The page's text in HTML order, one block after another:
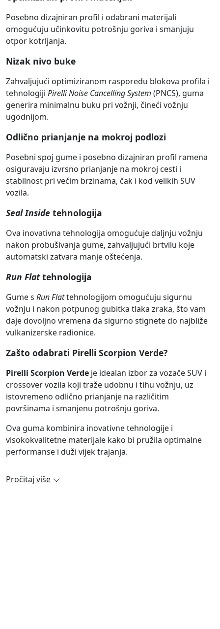
Posebno dizajniran profil i odabrani materijali
omogućuju učinkovitu potrošnju goriva i smanjuju
otpor kotrljanja.
Nizak nivo buke
Zahvaljujući optimiziranom rasporedu blokova profila i
tehnologiji Pirelli Noise Cancelling System (PNCS), guma
generira minimalnu buku pri vožnji, čineći vožnju
ugodnijom.
Odlično prianjanje na mokroj podlozi
Posebni spoj gume i posebno dizajniran profil ramena
osiguravaju izvrsno prianjanje na mokroj cesti i
stabilnost pri većim brzinama, čak i kod velikih SUV
vozila.
Seal Inside tehnologija
Ova inovativna tehnologija omogućuje daljnju vožnju
nakon probušivanja gume, zahvaljujući brtvilu koje
automatski zatvara manje oštećenja.
Run Flattehnologija
Gume s Run Flattehnologijom omogućuju sigurnu
vožnju i nakon potpunog gubitka tlaka zraka, što vam
daje dovoljno vremena da sigurno stignete do najbliže
vulkanizerske radionice.
Zašto odabrati Pirelli Scorpion Verde?
Pirelli Scorpion Verde je idealan izbor za vozače SUV i
crossover vozila koji traže udobnu i tihu vožnju, uz
istovremeno odlično prianjanje na različitim
površinama i smanjenu potrošnju goriva.
Ova guma kombinira inovativne tehnologije i
visokokvalitetne materijale kako bi pružila optimalne
performanse i duži vijek trajanja.
Pročitaj više